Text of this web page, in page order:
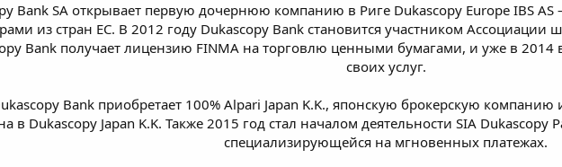
Bank SA открывает первую дочернюю компанию в Риге Dukascopy Europe IBS
из стран ЕC. В 2012 году Dukascopy Bank становится участником Ассоциации
Bank получает лицензию FINMA на торговлю ценными бумагами, и уже в
своих услуг.
Bank приобретает 100% Alpari Japan K.K., японскую брокерскую
в Dukascopy Japan K.K. Также 2015 год стал началом деятельности SIA
специализирующейся на мгновенных платежах.